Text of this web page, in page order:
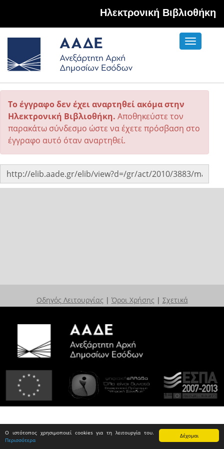
Δέχομαι
Ο ιστότοπος χρησιμοποιεί cookies για τη λειτουργία του.
Περισσότερα
Hλεκτρονική Βιβλιοθήκη
Toggle
Το έγγραφο δεν έχει αναρτηθεί ακόμα στην
Ηλεκτρονική Βιβλιοθήκη. Αποθηκεύστε τον
παρακάτω σύνδεσμο ώστε να έχετε πρόσβαση στο
έγγραφο αυτό όταν αναρτηθεί.
Οδηγός Λειτουργίας | Όροι Χρήσης | Σχετικά